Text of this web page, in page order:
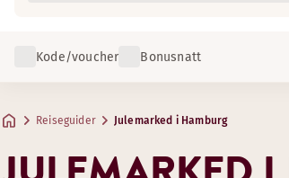
Kode/voucher Bonusnatt
Reiseguider Julemarked i Hamburg